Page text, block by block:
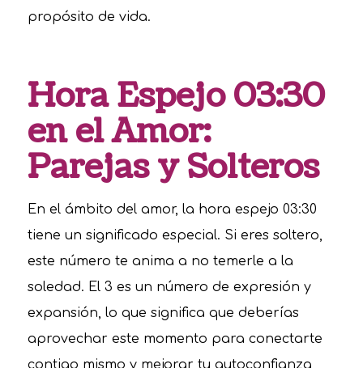
propósito de vida.
Hora Espejo 03:30
en el Amor:
Parejas y Solteros
En el ámbito del amor, la hora espejo 03:30
tiene un significado especial. Si eres soltero,
este número te anima a no temerle a la
soledad. El 3 es un número de expresión y
expansión, lo que significa que deberías
aprovechar este momento para conectarte
contigo mismo y mejorar tu autoconfianza